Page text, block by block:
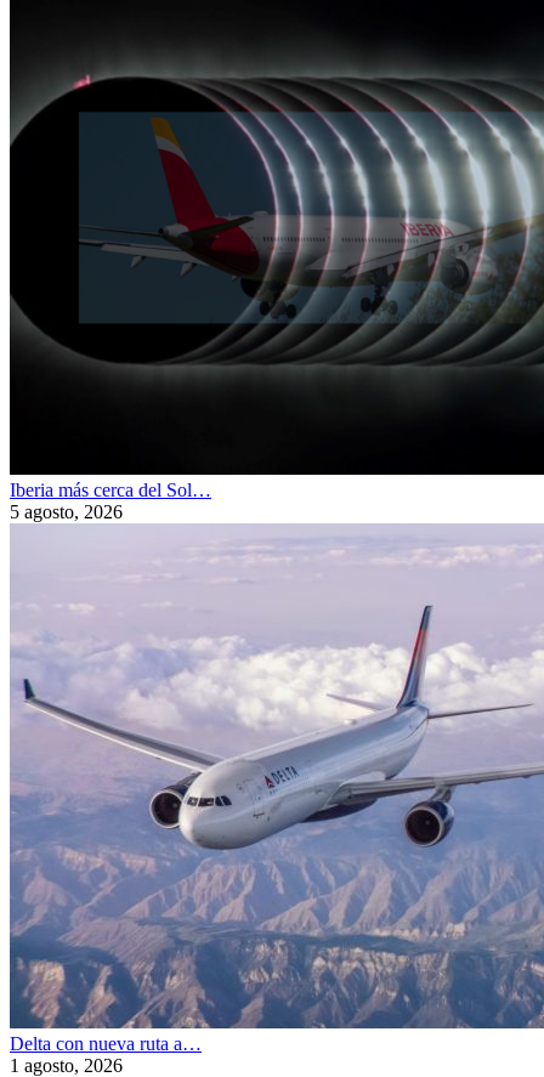
Iberia más cerca del Sol…
5 agosto, 2026
Delta con nueva ruta a…
1 agosto, 2026